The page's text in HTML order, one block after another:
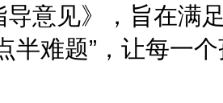
导意见》，旨在满
半难题”，让每一